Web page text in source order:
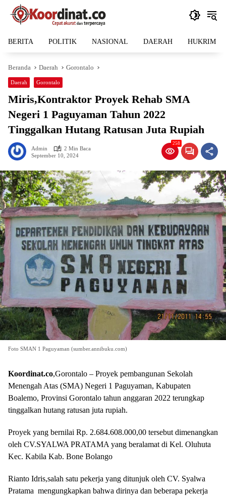
Langsung
BERITA POLITIK NASIONAL DAERAH HUKRIM
Beranda Daerah Gorontalo
Daerah Gorontalo
Miris,Kontraktor Proyek Rehab SMA
Negeri 1 Paguyaman Tahun 2022
Tinggalkan Hutang Ratusan Juta Rupiah
Admin
2 Min Baca
September 10, 2024
258
Foto SMAN 1 Paguyaman (sumber.annibuku.com)
Koordinat.co,Gorontalo – Proyek pembangunan Sekolah
Menengah Atas (SMA) Negeri 1 Paguyaman, Kabupaten
Boalemo, Provinsi Gorontalo tahun anggaran 2022 terungkap
tinggalkan hutang ratusan juta rupiah.
Proyek yang bernilai Rp. 2.684.608.000,00 tersebut dimenangkan
oleh CV.SYALWA PRATAMA yang beralamat di Kel. Oluhuta
Kec. Kabila Kab. Bone Bolango
Rianto Idris,salah satu pekerja yang ditunjuk oleh CV. Syalwa
Pratama mengungkapkan bahwa dirinya dan beberapa pekerja